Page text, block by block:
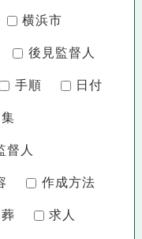
横浜市
後見監督人
手順 日付
督人
作成方法
求人